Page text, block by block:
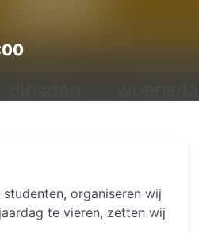
organiseren wij
te vieren, zetten wij